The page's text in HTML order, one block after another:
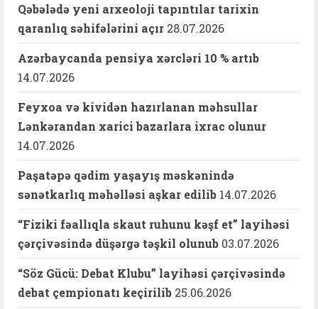
Qəbələdə yeni arxeoloji tapıntılar tarixin
qaranlıq səhifələrini açır 28.07.2026
Azərbaycanda pensiya xərcləri 10 % artıb
14.07.2026
Feyxoa və kividən hazırlanan məhsullar
Lənkərandan xarici bazarlara ixrac olunur
14.07.2026
Paşatəpə qədim yaşayış məskənində
sənətkarlıq məhəlləsi aşkar edilib 14.07.2026
“Fiziki fəallıqla skaut ruhunu kəşf et” layihəsi
çərçivəsində düşərgə təşkil olunub 03.07.2026
“Söz Gücü: Debat Klubu” layihəsi çərçivəsində
debat çempionatı keçirilib 25.06.2026